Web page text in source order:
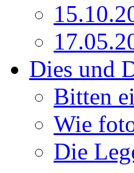
Dies und
Bitten
Wie
Die